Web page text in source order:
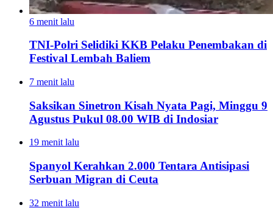
6 menit lalu
TNI-Polri Selidiki KKB Pelaku Penembakan di
Festival Lembah Baliem
7 menit lalu
Saksikan Sinetron Kisah Nyata Pagi, Minggu 9
Agustus Pukul 08.00 WIB di Indosiar
19 menit lalu
Spanyol Kerahkan 2.000 Tentara Antisipasi
Serbuan Migran di Ceuta
32 menit lalu